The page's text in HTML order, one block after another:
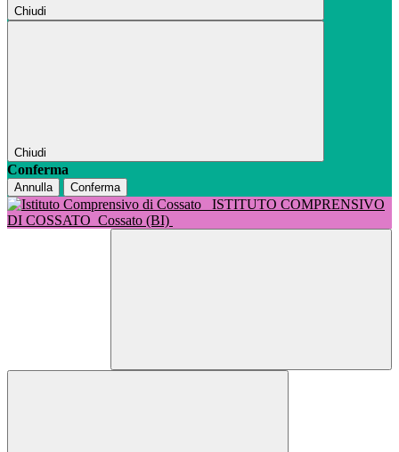
Chiudi
Chiudi
Conferma
Annulla Conferma
ISTITUTO COMPRENSIVO
DI COSSATO Cossato (BI)